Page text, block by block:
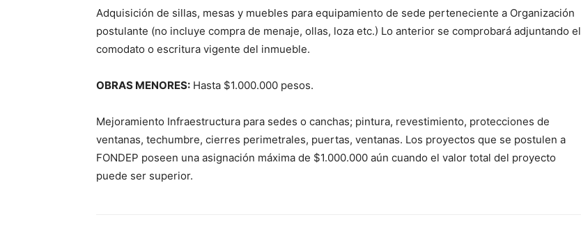
Adquisición de sillas, mesas y muebles para equipamiento de sede perteneciente a Organización
postulante (no incluye compra de menaje, ollas, loza etc.) Lo anterior se comprobará adjuntando el
comodato o escritura vigente del inmueble.
OBRAS MENORES: Hasta $1.000.000 pesos.
Mejoramiento Infraestructura para sedes o canchas; pintura, revestimiento, protecciones de
ventanas, techumbre, cierres perimetrales, puertas, ventanas. Los proyectos que se postulen a
FONDEP poseen una asignación máxima de $1.000.000 aún cuando el valor total del proyecto
puede ser superior.